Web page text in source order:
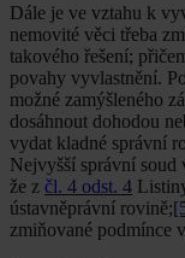
Dále je ve vztahu k
nemovité věci třeba
takového řešení;
povahy vyvlastnění.
možné zamýšleného
dosáhnout dohodou
vydat kladné správní
Nejvyšší správní soud
že z čl. 4 odst. 4
ústavněprávní rovině;
zmiňované podmínce